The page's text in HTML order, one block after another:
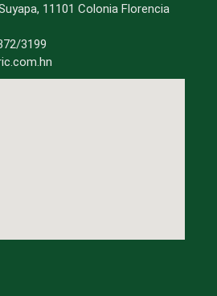
11101 Colonia Florencia
3199